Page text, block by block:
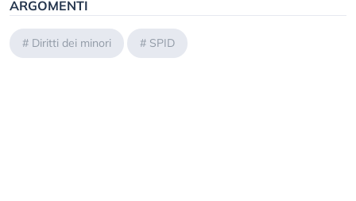
ARGOMENTI
# Diritti dei minori # SPID